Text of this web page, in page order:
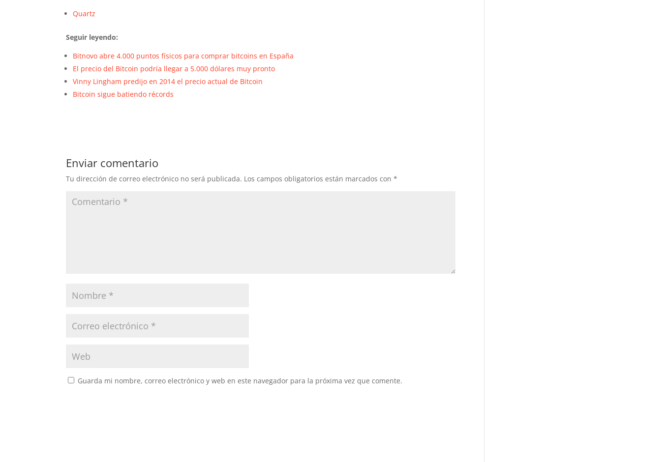
Quartz
Seguir leyendo:
Bitnovo abre 4.000 puntos físicos para comprar bitcoins en España
El precio del Bitcoin podría llegar a 5.000 dólares muy pronto
Vinny Lingham predijo en 2014 el precio actual de Bitcoin
Bitcoin sigue batiendo récords
Enviar comentario
Tu dirección de correo electrónico no será publicada. Los campos obligatorios están marcados con*
Guarda mi nombre, correo electrónico y web en este navegador para la próxima vez que comente.